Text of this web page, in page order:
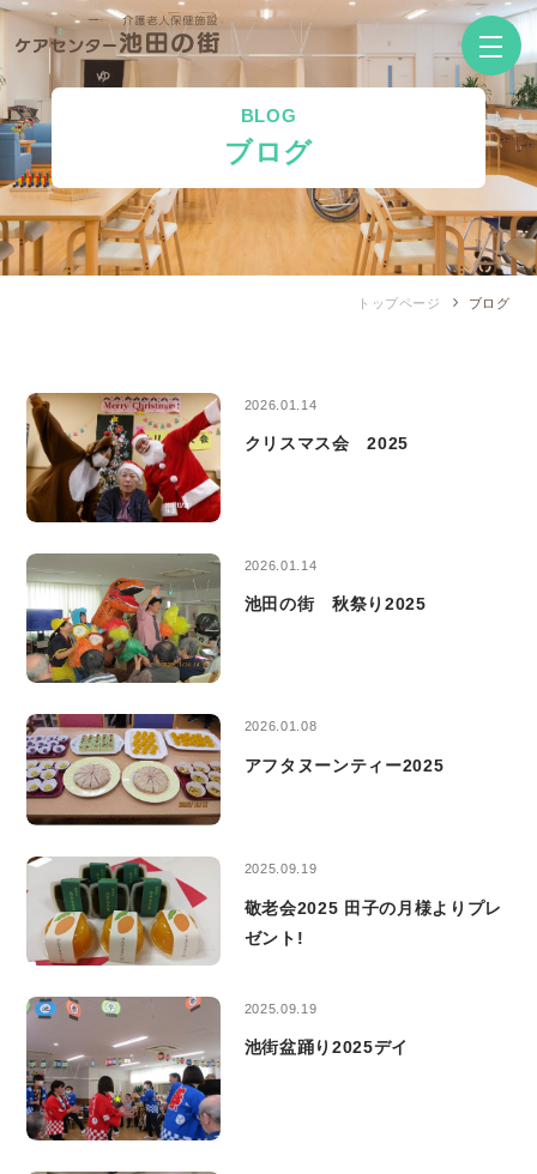
BLOG
ブログ
トップページ ブログ
クリスマス会 2025
2026.01.14
池田の街 秋祭り2025
2026.01.14
アフタヌーンティー2025
2026.01.08
敬老会2025 田子の月様よりプレ
ゼント!
2025.09.19
池街盆踊り2025デイ
2025.09.19